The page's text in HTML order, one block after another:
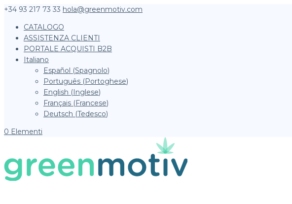
+34 93 217 73 33 hola@greenmotiv.com
CATALOGO
ASSISTENZA CLIENTI
PORTALE ACQUISTI B2B
Italiano
Español (Spagnolo)
Português (Portoghese)
English (Inglese)
Français (Francese)
Deutsch (Tedesco)
0 Elementi